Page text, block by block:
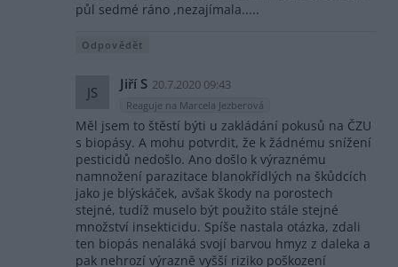
půl sedmé ráno ,nezajímala.....
Odpovědět
JS Jiří S 20.7.2020 09:43
Reaguje na Marcela Jezberová
Měl jsem to štěstí býti u zakládání pokusů na ČZU
s biopásy. A mohu potvrdit, že k žádnému snížení
pesticidů nedošlo. Ano došlo k výraznému
namnožení parazitace blanokřídlých na škůdcích
jako je blýskáček, avšak škody na porostech
stejné, tudíž muselo být použito stále stejné
množství insekticidu. Spíše nastala otázka, zdali
ten biopás nenaláká svojí barvou hmyz z daleka a
pak nehrozí výrazně vyšší riziko poškození